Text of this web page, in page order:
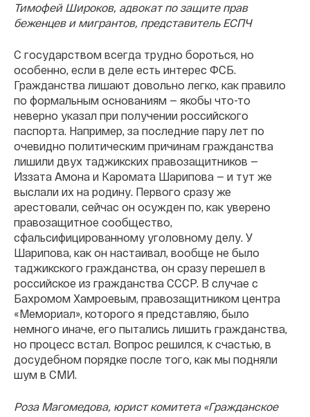
Тимофей Широков, адвокат по защите прав
беженцев и мигрантов, представитель ЕСПЧ
С государством всегда трудно бороться, но
особенно, если в деле есть интерес ФСБ.
Гражданства лишают довольно легко, как правило
по формальным основаниям — якобы что-то
неверно указал при получении российского
паспорта. Например, за последние пару лет по
очевидно политическим причинам гражданства
лишили двух таджикских правозащитников —
Иззата Амона и Каромата Шарипова — и тут же
выслали их на родину. Первого сразу же
арестовали, сейчас он осужден по, как уверено
правозащитное сообщество,
сфальсифицированному уголовному делу. У
Шарипова, как он настаивал, вообще не было
таджикского гражданства, он сразу перешел в
российское из гражданства СССР. В случае с
Бахромом Хамроевым, правозащитником центра
«Мемориал», которого я представляю, было
немного иначе, его пытались лишить гражданства,
но процесс встал. Вопрос решился, к счастью, в
досудебном порядке после того, как мы подняли
шум в СМИ.
Роза Магомедова, юрист комитета «Гражданское